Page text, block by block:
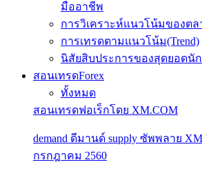
มืออาชีพ
การวิเคราะห์แนวโน้มของต
การเทรดตามแนวโน้ม(Trend)
นิสัยสิบประการของสุดยอดนัก
สอนเทรดForex
ทั้งหมด
สอนเทรดฟอเร็กโดย XM.COM
demand ดีมานด์ supply ซัพพลาย XM
กรกฎาคม 2560